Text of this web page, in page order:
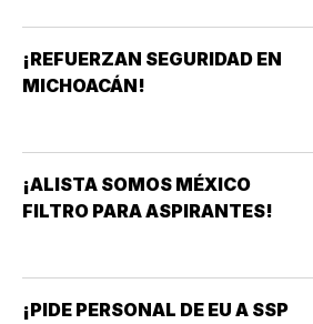
¡REFUERZAN SEGURIDAD EN
MICHOACÁN!
¡ALISTA SOMOS MÉXICO
FILTRO PARA ASPIRANTES!
¡PIDE PERSONAL DE EU A SSP